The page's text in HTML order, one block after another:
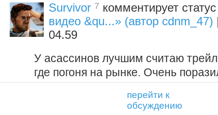
Survivor 7 комментирует
видео &qu...» (автор cdnm_47)
04.59
У асассинов лучшим считаю
где погоня на рынке. Очень
перейти к
обсуждению